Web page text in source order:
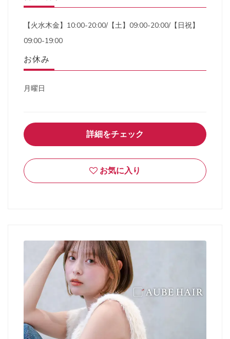
【火水木金】10:00-20:00/【土】09:00-20:00/【日祝】
09:00-19:00
お休み
月曜日
詳細をチェック
お気に入り